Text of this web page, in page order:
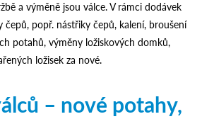
a výměně jsou válce. V rámci dodávek
čepů, popř. nástřiky čepů, kalení, broušení
potahů, výměny ložiskových domků,
ložisek za nové.
– nové potahy,